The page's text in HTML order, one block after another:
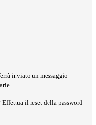
inviato un messaggio
Effettua il reset della password